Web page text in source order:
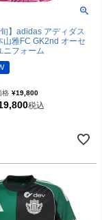
旬】adidas アディダス
山雅FC GK2nd オーセ
ニフォーム
格 ¥19,800
税込